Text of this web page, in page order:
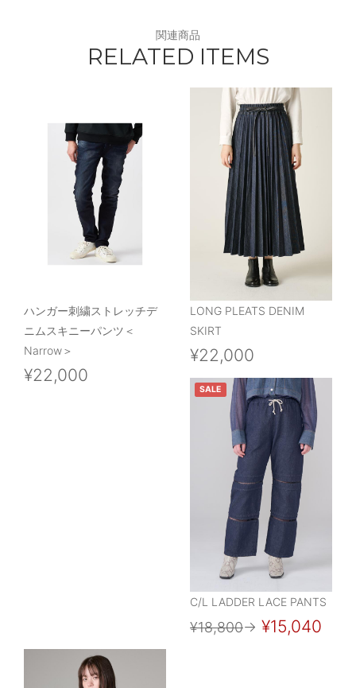
関連商品
RELATED ITEMS
ハンガー刺繍ストレッチデ
ニムスキニーパンツ＜
Narrow＞
¥22,000
LONG PLEATS DENIM
SKIRT
¥22,000
SALE
C/L LADDER LACE PANTS
¥18,800→ ¥15,040